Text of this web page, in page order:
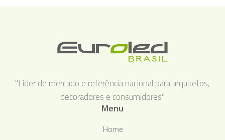
"Líder de mercado e referência nacional para arquitetos,
decoradores e consumidores"
Menu
Home